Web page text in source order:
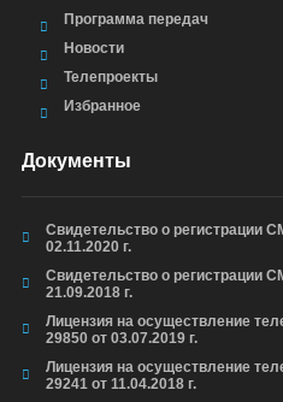
Программа передач
Новости
Телепроекты
Избранное
Документы
Свидетельство о регистрации
02.11.2020 г.
Свидетельство о регистрации
21.09.2018 г.
Лицензия на осуществление
29850 от 03.07.2019 г.
Лицензия на осуществление
29241 от 11.04.2018 г.